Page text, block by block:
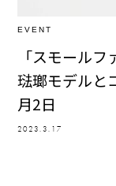
EVENT
「スモール
琺瑯モデルと
月2日
2023.3.17